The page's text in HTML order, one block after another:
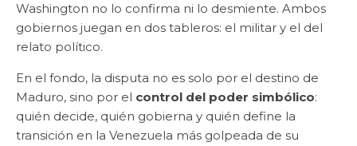
Washington no lo confirma ni lo desmiente. Ambos
gobiernos juegan en dos tableros: el militar y el del
relato político.
En el fondo, la disputa no es solo por el destino de
Maduro, sino por el control del poder simbólico:
quién decide, quién gobierna y quién define la
transición en la Venezuela más golpeada de su